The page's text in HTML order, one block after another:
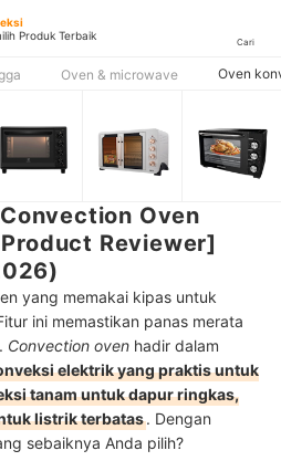
Produk Terbaik
Cari
Oven & microwave Oven
Oven
Reviewer]
yang memakai kipas untuk
ini memastikan panas merata
Convection oven hadir dalam
elektrik yang praktis untuk
tanam untuk dapur ringkas,
listrik terbatas. Dengan
sebaiknya Anda pilih?